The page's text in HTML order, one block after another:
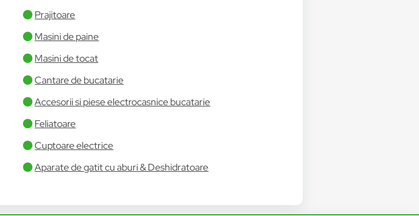
Prajitoare
Masini de paine
Masini de tocat
Cantare de bucatarie
Accesorii si piese electrocasnice bucatarie
Feliatoare
Cuptoare electrice
Aparate de gatit cu aburi & Deshidratoare